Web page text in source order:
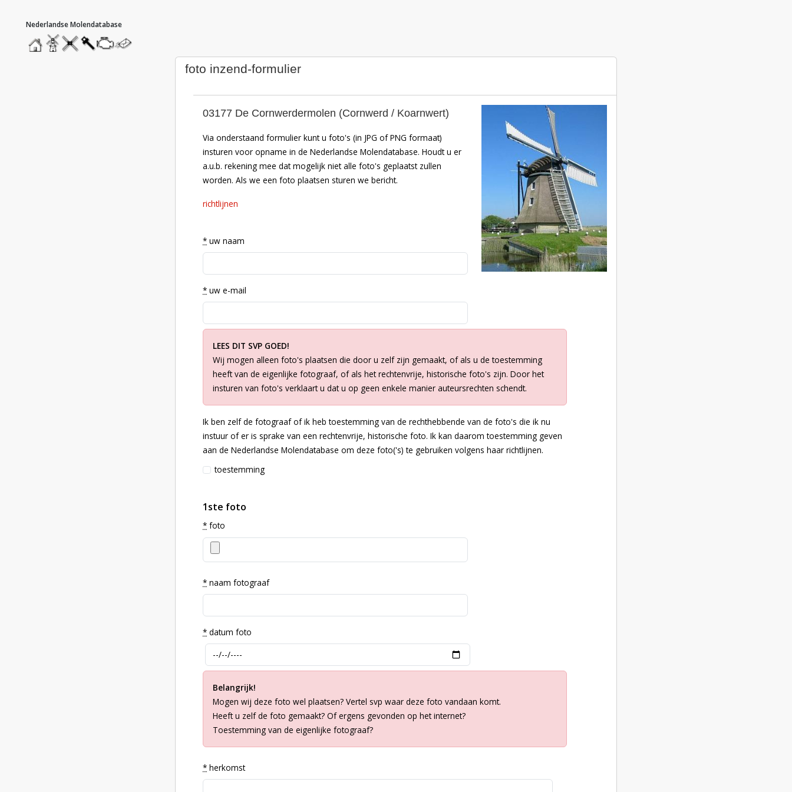
hoofdmenu
homemolendatabase
roedendatabase
assendatabase
motorendatabase
stuur
een
foto inzend-formulier
03177 De Cornwerdermolen (Cornwerd / Koarnwert)
Via onderstaand formulier kunt u foto's (in JPG of PNG formaat)
insturen voor opname in de Nederlandse Molendatabase. Houdt u er
a.u.b. rekening mee dat mogelijk niet alle foto's geplaatst zullen
worden. Als we een foto plaatsen sturen we bericht.
richtlijnen
* uw naam
* uw e-mail
LEES DIT SVP GOED!
Wij mogen alleen foto's plaatsen die door u zelf zijn gemaakt, of als u de toestemming
heeft van de eigenlijke fotograaf, of als het rechtenvrije, historische foto's zijn. Door het
insturen van foto's verklaart u dat u op geen enkele manier auteursrechten schendt.
Ik ben zelf de fotograaf of ik heb toestemming van de rechthebbende van de foto's die ik nu
instuur of er is sprake van een rechtenvrije, historische foto. Ik kan daarom toestemming geven
aan de Nederlandse Molendatabase om deze foto('s) te gebruiken volgens haar richtlijnen.
toestemming
1ste foto
* foto
* naam fotograaf
* datum foto
Belangrijk!
Mogen wij deze foto wel plaatsen? Vertel svp waar deze foto vandaan komt.
Heeft u zelf de foto gemaakt? Of ergens gevonden op het internet?
Toestemming van de eigenlijke fotograaf?
* herkomst